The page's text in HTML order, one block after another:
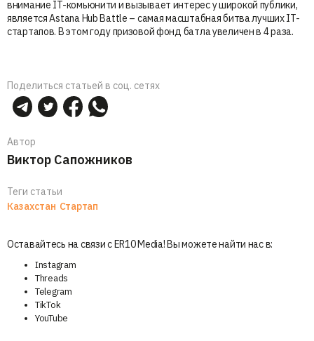
внимание IT-комьюнити и вызывает интерес у широкой публики,
является Astana Hub Battle – самая масштабная битва лучших IT-
стартапов. В этом году призовой фонд батла увеличен в 4 раза.
Поделиться статьей в соц. сетях
Автор
Виктор Сапожников
Теги статьи
Казахстан Стартап
Оставайтесь на связи с ER10 Media! Вы можете найти нас в:
Instagram
Threads
Telegram
TikTok
YouTube